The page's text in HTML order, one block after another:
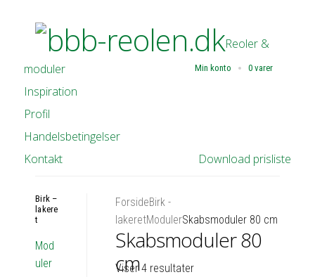
Min konto 0 varer
Reoler &
moduler
Inspiration
Profil
Handelsbetingelser
Download prisliste
Kontakt
ForsideBirk -
lakeretModulerSkabsmoduler 80 cm
Skabsmoduler 80
cm
Viser 4 resultater
Birk –
lakere
t
Mod
uler